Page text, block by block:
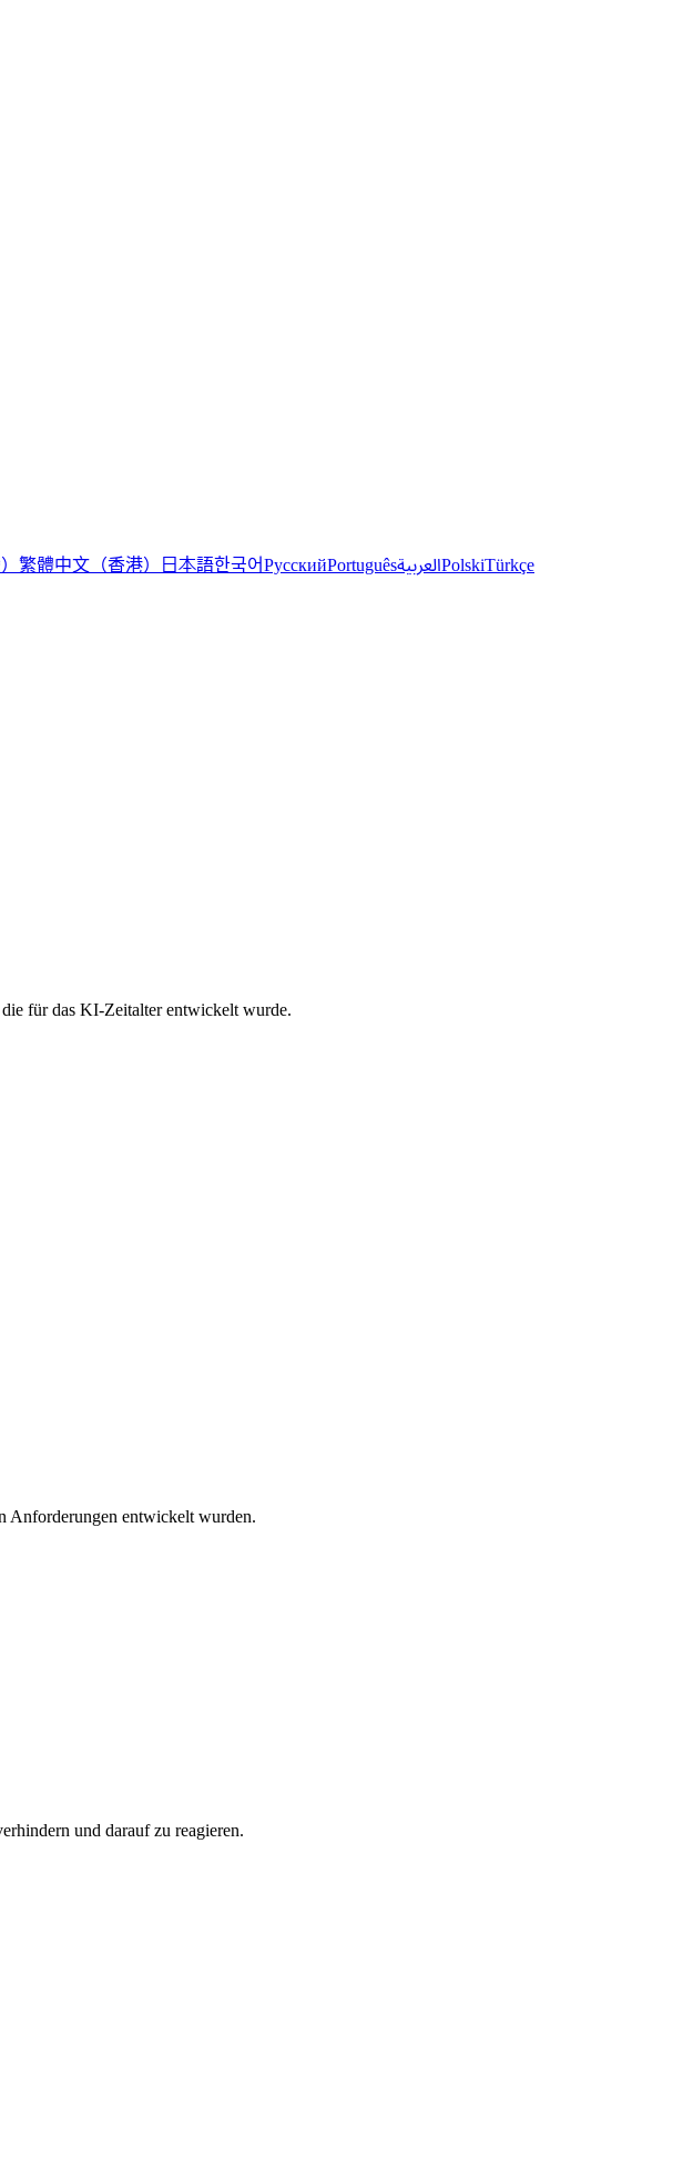
繁體中文（香港） 日本語한국어РусскийPortuguêsالعربيةPolskiTürkçe
für das KI-Zeitalter entwickelt wurde.
Anforderungen entwickelt wurden.
und darauf zu reagieren.